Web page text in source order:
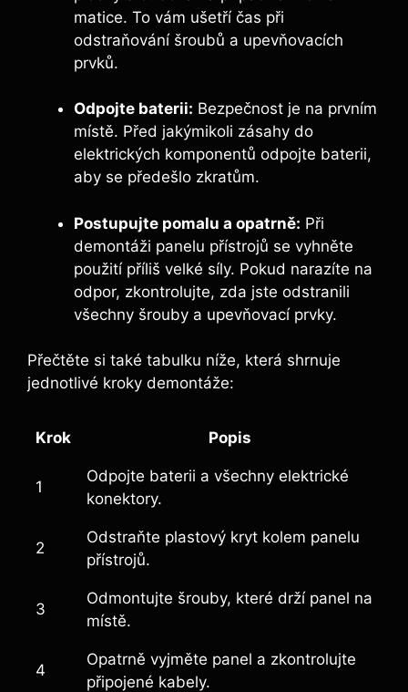
matice. To vám ušetří čas při
odstraňování šroubů a upevňovacích
prvků.
Odpojte baterii: Bezpečnost je na prvním
místě. Před jakýmikoli zásahy do
elektrických komponentů odpojte baterii,
aby se předešlo zkratům.
Postupujte pomalu a opatrně: Při
demontáži panelu přístrojů se vyhněte
použití příliš velké síly. Pokud narazíte na
odpor, zkontrolujte, zda jste odstranili
všechny šrouby a upevňovací prvky.
Přečtěte si také tabulku níže, která shrnuje
jednotlivé kroky demontáže:
Krok Popis
1
Odpojte baterii a všechny elektrické
konektory.
2
Odstraňte plastový kryt kolem panelu
přístrojů.
3
Odmontujte šrouby, které drží panel na
místě.
4
Opatrně vyjměte panel a zkontrolujte
připojené kabely.